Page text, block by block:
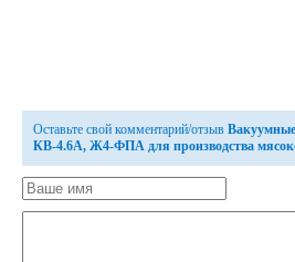
Оставьте свой комментарий/отзыв
КВ-4.6А, Ж4-ФПА для производства